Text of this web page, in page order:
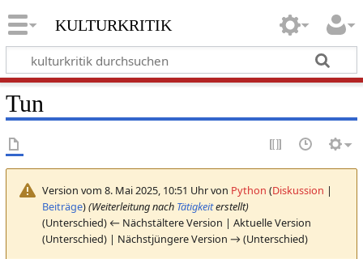
kulturkritik
Tun
Version vom 8. Mai 2025, 10:51 Uhr von Python (Diskussion |
Beiträge)(Weiterleitung nach Tätigkeiterstellt)
(Unterschied) ← Nächstältere Version | Aktuelle Version
(Unterschied) | Nächstjüngere Version → (Unterschied)